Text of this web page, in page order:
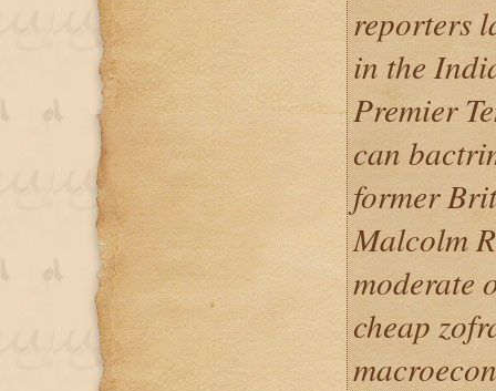
reporters
in the
Premier
can
former
Malcolm
moderate
cheap